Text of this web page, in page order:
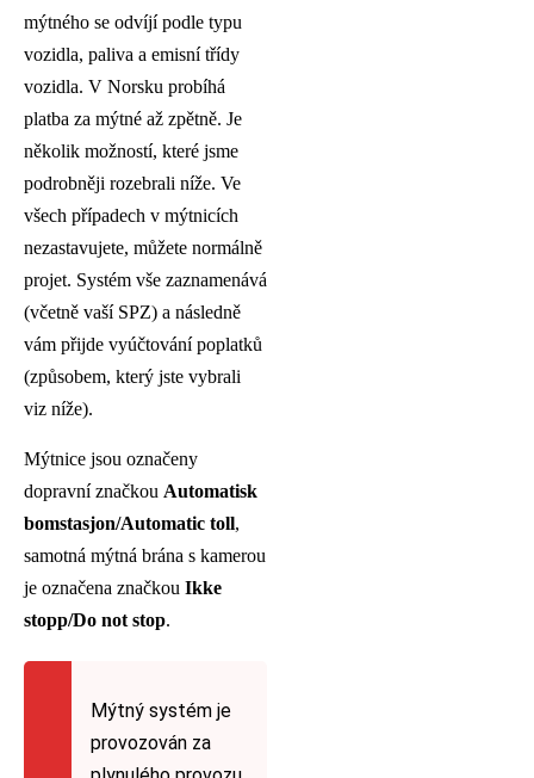
mýtného se odvíjí podle typu
vozidla, paliva a emisní třídy
vozidla. V Norsku probíhá
platba za mýtné až zpětně. Je
několik možností, které jsme
podrobněji rozebrali níže. Ve
všech případech v mýtnicích
nezastavujete, můžete normálně
projet. Systém vše zaznamenává
(včetně vaší SPZ) a následně
vám přijde vyúčtování poplatků
(způsobem, který jste vybrali
viz níže).
Mýtnice jsou označeny
dopravní značkou Automatisk
bomstasjon/Automatic toll,
samotná mýtná brána s kamerou
je označena značkou Ikke
stopp/Do not stop.
Mýtný systém je
provozován za